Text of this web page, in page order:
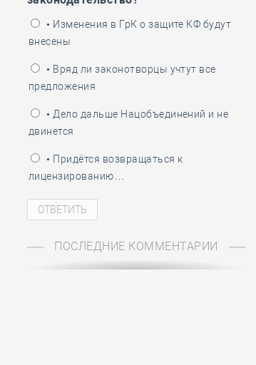
• Изменения в ГрК о защите КФ будут
внесены
• Вряд ли законотворцы учтут все
предложения
• Дело дальше Нацобъединений и не
двинется
• Придётся возвращаться к
лицензированию…
ПОСЛЕДНИЕ КОММЕНТАРИИ